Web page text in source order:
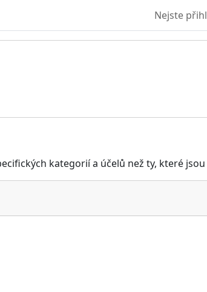
Nejste
kategorií a účelů než ty, které jsou